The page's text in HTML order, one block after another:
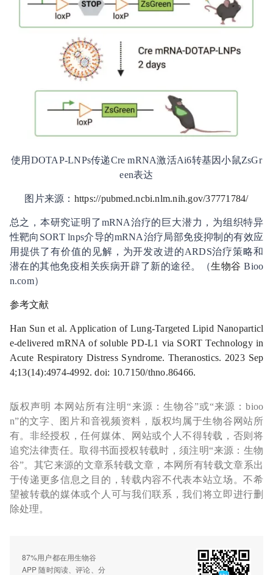
使用DOTAP-LNPs传递Cre mRNA激活Ai6转基因小鼠ZsGr
een表达
图片来源： https://pubmed.ncbi.nlm.nih.gov/37771784/
总之，本研究证明了mRNA治疗的巨大潜力，为组织特异
性靶向SORT lnps介导的mRNA治疗局部免疫抑制的有效应
用提供了有价值的见解，为开发改进的ARDS治疗策略和
潜在的其他免疫相关疾病开辟了新的途径。（生物谷 Bioo
n.com）
参考文献
Han Sun et al. Application of Lung-Targeted Lipid Nanoparticl
e-delivered mRNA of soluble PD-L1 via SORT Technology in
Acute Respiratory Distress Syndrome. Theranostics. 2023 Sep
4;13(14):4974-4992. doi: 10.7150/thno.86466.
版权声明 本网站所有注明“来源：生物谷”或“来源：bioo
n”的文字、图片和音视频资料，版权均属于生物谷网站所
有。非经授权，任何媒体、网站或个人不得转载，否则将
追究法律责任。取得书面授权转载时，须注明“来源：生物
谷”。其它来源的文章系转载文章，本网所有转载文章系出
于传递更多信息之目的，转载内容不代表本站立场。不希
望被转载的媒体或个人可与我们联系，我们将立即进行删
除处理。
87%用户都在用生物谷
APP 随时阅读、评论、分